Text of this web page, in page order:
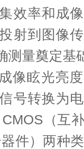
效率和成
射到图像
测量奠定基
像眩光亮
号转换为
（互
件）两种